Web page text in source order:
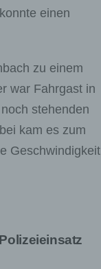
einen
zu einem
war Fahrgast in
stehenden
kam es zum
Geschwindigkeit